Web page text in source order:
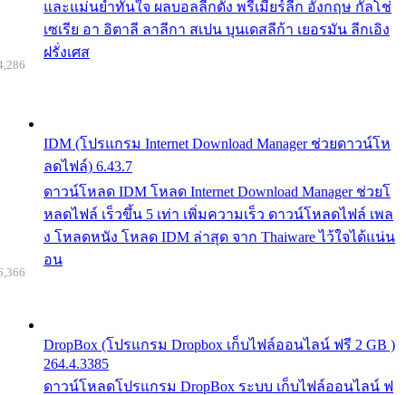
และแม่นยำทันใจ ผลบอลลีกดัง พรีเมียร์ลีก อังกฤษ กัลโช่
เซเรีย อา อิตาลี ลาลีกา สเปน บุนเดสลีก้า เยอรมัน ลีกเอิง
ฝรั่งเศส
IDM (โปรแกรม Internet Download Manager ช่วยดาวน์โห
ลดไฟล์) 6.43.7
ดาวน์โหลด IDM โหลด Internet Download Manager ช่วยโ
หลดไฟล์ เร็วขึ้น 5 เท่า เพิ่มความเร็ว ดาวน์โหลดไฟล์ เพล
ง โหลดหนัง โหลด IDM ล่าสุด จาก Thaiware ไว้ใจได้แน่น
อน
DropBox (โปรแกรม Dropbox เก็บไฟล์ออนไลน์ ฟรี 2 GB )
264.4.3385
ดาวน์โหลดโปรแกรม DropBox ระบบ เก็บไฟล์ออนไลน์ ฟ